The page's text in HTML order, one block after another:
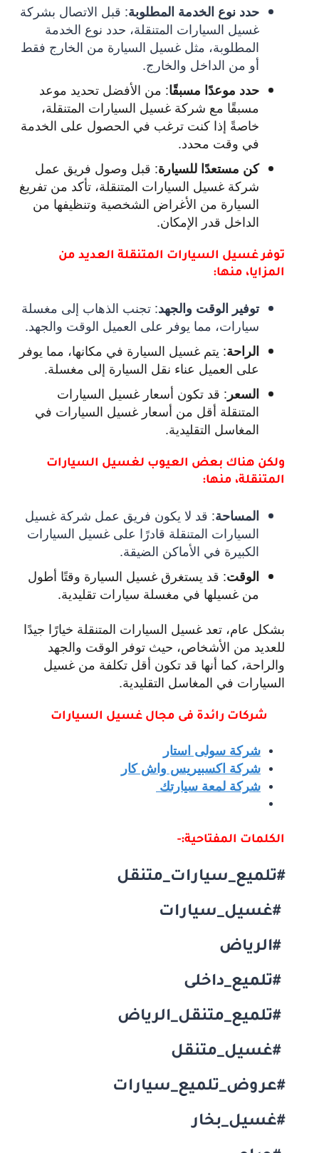
حدد نوع الخدمة المطلوبة: قبل الاتصال بشركة
غسيل السيارات المتنقلة، حدد نوع الخدمة
المطلوبة، مثل غسيل السيارة من الخارج فقط
أو من الداخل والخارج.
حدد موعدًا مسبقًا: من الأفضل تحديد موعد
مسبقًا مع شركة غسيل السيارات المتنقلة،
خاصةً إذا كنت ترغب في الحصول على الخدمة
في وقت محدد.
كن مستعدًا للسيارة: قبل وصول فريق عمل
شركة غسيل السيارات المتنقلة، تأكد من تفريغ
السيارة من الأغراض الشخصية وتنظيفها من
الداخل قدر الإمكان.
توفر غسيل السيارات المتنقلة العديد من
المزايا، منها:
توفير الوقت والجهد: تجنب الذهاب إلى مغسلة
سيارات، مما يوفر على العميل الوقت والجهد.
الراحة: يتم غسيل السيارة في مكانها، مما يوفر
على العميل عناء نقل السيارة إلى مغسلة.
السعر : قد تكون أسعار غسيل السيارات
المتنقلة أقل من أسعار غسيل السيارات في
المغاسل التقليدية.
ولكن هناك بعض العيوب لغسيل السيارات
المتنقلة، منها:
المساحة: قد لا يكون فريق عمل شركة غسيل
السيارات المتنقلة قادرًا على غسيل السيارات
الكبيرة في الأماكن الضيقة.
الوقت: قد يستغرق غسيل السيارة وقتًا أطول
من غسيلها في مغسلة سيارات تقليدية.
بشكل عام، تعد غسيل السيارات المتنقلة خيارًا جيدًا
للعديد من الأشخاص، حيث توفر الوقت والجهد
والراحة، كما أنها قد تكون أقل تكلفة من غسيل
السيارات في المغاسل التقليدية.
شركات رائدة فى مجال غسيل السيارات
شركة سولى استار
شركة اكسبيريس واش كار
شركة لمعة سيارتك
الكلمات المفتاحية:-
#تلميع_سيارات_متنقل
#غسيل_سيارات
#الرياض
#تلميع_داخلى
#تلميع_متنقل_الرياض
#غسيل_متنقل
#عروض_تلميع_سيارات
#غسيل_بخار